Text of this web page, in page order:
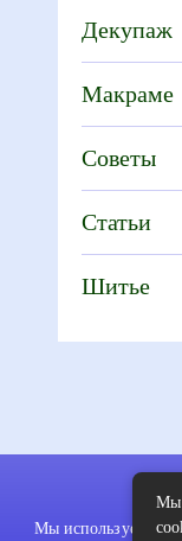
Декупаж
Макраме
Советы
Статьи
Шитье
Мы используем
Мы